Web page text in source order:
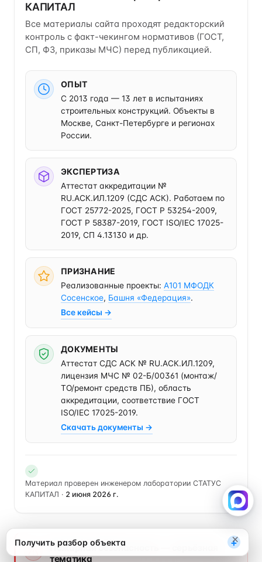
КАПИТАЛ
Все материалы сайта проходят редакторский
контроль с факт-чекингом нормативов (ГОСТ,
СП, ФЗ, приказы МЧС) перед публикацией.
ОПЫТ
С 2013 года — 13 лет в испытаниях
строительных конструкций. Объекты в
Москве, Санкт-Петербурге и регионах
России.
ЭКСПЕРТИЗА
Аттестат аккредитации №
RU.АСК.ИЛ.1209 (СДС АСК). Работаем по
ГОСТ 25772-2025, ГОСТ Р 53254-2009,
ГОСТ Р 58387-2019, ГОСТ ISO/IEC 17025-
2019, СП 4.13130 и др.
ПРИЗНАНИЕ
Реализованные проекты: A101 МФОДК
Сосенское, Башня «Федерация».
Все кейсы →
ДОКУМЕНТЫ
Аттестат СДС АСК № RU.АСК.ИЛ.1209,
лицензия МЧС № 02-Б/00361 (монтаж/
ТО/ремонт средств ПБ), область
аккредитации, соответствие ГОСТ
ISO/IEC 17025-2019.
Скачать документы →
Материал проверен инженером лаборатории СТАТУС
КАПИТАЛ · 2 июня 2026 г.
Пожарная безопасность — серьёзная
тематика
×
Получить разбор объекта +
Один разбор в неделю: изменения нормативов